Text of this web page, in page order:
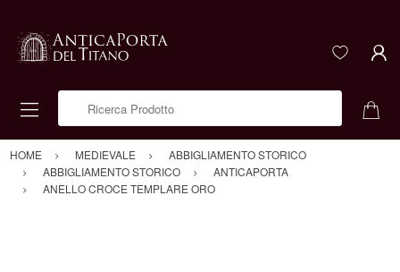
HOME MEDIEVALE
ABBIGLIAMENTO STORICO
ABBIGLIAMENTO STORICO
ANTICAPORTA
ANELLO CROCE TEMPLARE ORO